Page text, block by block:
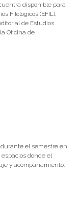
disponible para
Filológicos (EFIL),
de Estudios
Oficina de
el semestre en
donde el
y acompañamiento.